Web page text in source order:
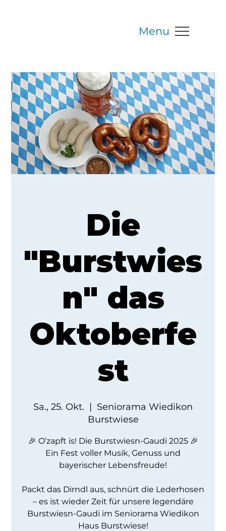
Menu
Die
"Burstwies
n" das
Oktoberfe
st
Sa., 25. Okt.
  |
Seniorama Wiedikon
Burstwiese
🎉 O’zapft is! Die Burstwiesn-Gaudi 2025 🎉
Ein Fest voller Musik, Genuss und
bayerischer Lebensfreude!
Packt das Dirndl aus, schnürt die Lederhosen
– es ist wieder Zeit für unsere legendäre
Burstwiesn-Gaudi im Seniorama Wiedikon
Haus Burstwiese!